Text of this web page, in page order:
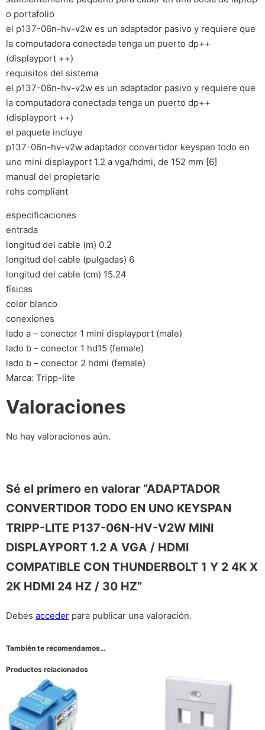
o portafolio
el p137-06n-hv-v2w es un adaptador pasivo y requiere que
la computadora conectada tenga un puerto dp++
(displayport ++)
requisitos del sistema
el p137-06n-hv-v2w es un adaptador pasivo y requiere que
la computadora conectada tenga un puerto dp++
(displayport ++)
el paquete incluye
p137-06n-hv-v2w adaptador convertidor keyspan todo en
uno mini displayport 1.2 a vga/hdmi, de 152 mm [6]
manual del propietario
rohs compliant
especificaciones
entrada
longitud del cable (m) 0.2
longitud del cable (pulgadas) 6
longitud del cable (cm) 15.24
físicas
color blanco
conexiones
lado a – conector 1 mini displayport (male)
lado b – conector 1 hd15 (female)
lado b – conector 2 hdmi (female)
Marca: Tripp-lite
Valoraciones
No hay valoraciones aún.
Sé el primero en valorar “ADAPTADOR
CONVERTIDOR TODO EN UNO KEYSPAN
TRIPP-LITE P137-06N-HV-V2W MINI
DISPLAYPORT 1.2 A VGA / HDMI
COMPATIBLE CON THUNDERBOLT 1 Y 2 4K X
2K HDMI 24 HZ / 30 HZ”
Debes acceder para publicar una valoración.
También te recomendamos…
Productos relacionados